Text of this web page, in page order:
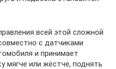
всей этой сложной
с датчиками
и принимает
мягче или жёстче, поднять